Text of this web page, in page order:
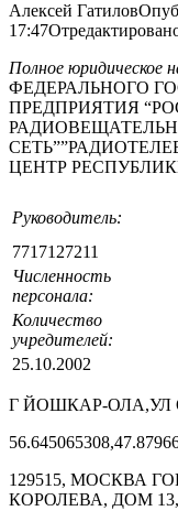
Алексей Гатилов
17:47
Полное юридическое
ФЕДЕРАЛЬНОГО
ПРЕДПРИЯТИЯ
ЦЕНТР
Руководитель:
7717127211
Численность
персонала:
Количество
учредителей:
25.10.2002
Г ЙОШКАР-ОЛА,УЛ
129515, МОСКВА
КОРОЛЕВА, ДОМ